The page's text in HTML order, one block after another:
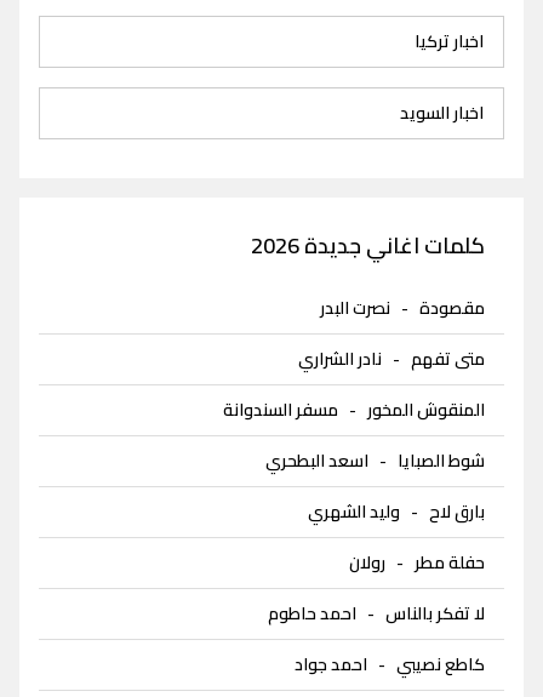
اخبار تركيا
اخبار السويد
كلمات اغاني جديدة 2026
مقصودة - نصرت البدر
متى تفهم - نادر الشراري
المنقوش المخور - مسفر السندوانة
شوط الصبايا - اسعد البطحري
بارق لاح - وليد الشهري
حفلة مطر - رولان
لا تفكر بالناس - احمد حاطوم
كاطع نصيبي - احمد جواد